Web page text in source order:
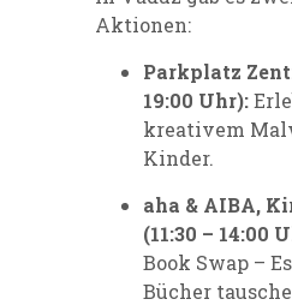
Aktionen:
Parkplatz
19:00 Uhr):
kreativem
Kinder.
aha & AIBA,
(11:30 – 14:00
Book Swap –
Bücher